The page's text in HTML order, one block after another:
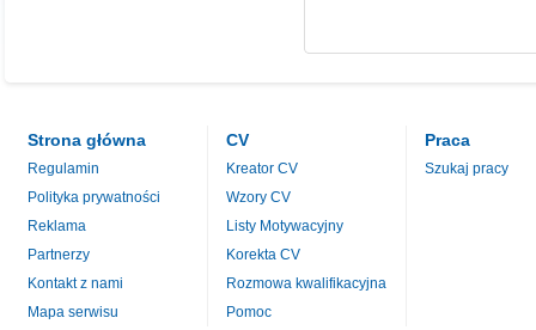
Strona główna
Regulamin
Polityka prywatności
Reklama
Partnerzy
Kontakt z nami
Mapa serwisu
CV
Kreator CV
Wzory CV
Listy Motywacyjny
Korekta CV
Rozmowa kwalifikacyjna
Pomoc
Praca
Szukaj pracy